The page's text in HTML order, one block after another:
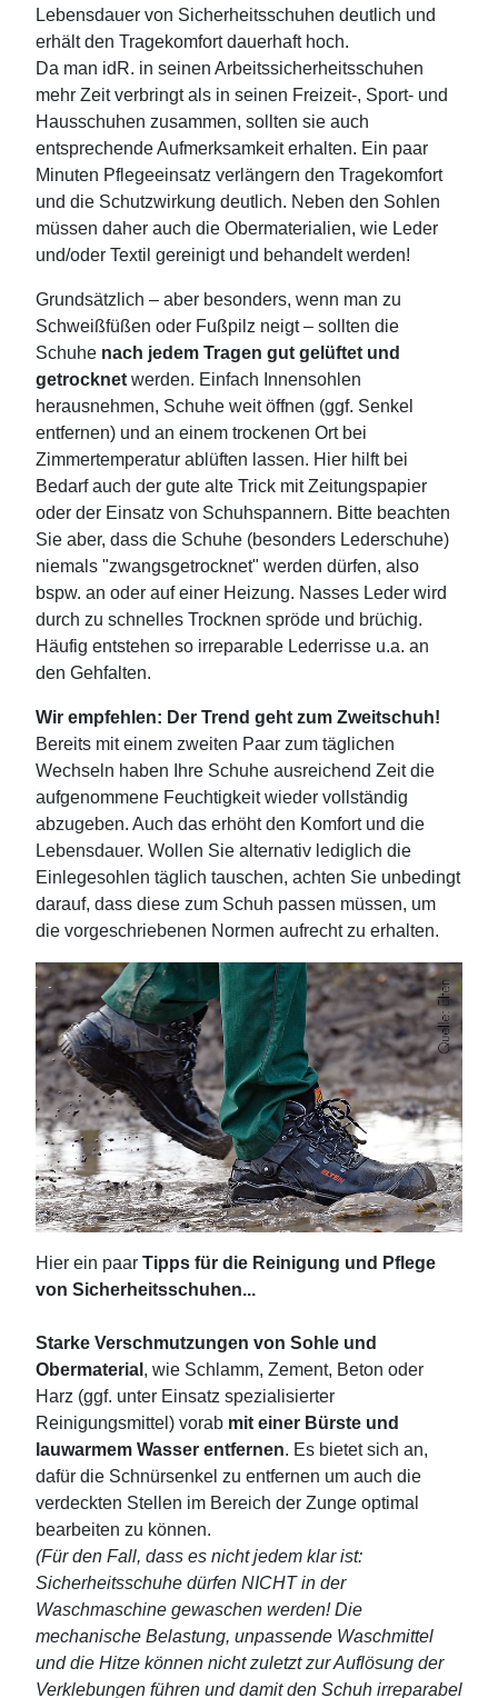
Lebensdauer von Sicherheitsschuhen deutlich und
erhält den Tragekomfort dauerhaft hoch.
Da man idR. in seinen Arbeitssicherheitsschuhen
mehr Zeit verbringt als in seinen Freizeit-, Sport- und
Hausschuhen zusammen, sollten sie auch
entsprechende Aufmerksamkeit erhalten. Ein paar
Minuten Pflegeeinsatz verlängern den Tragekomfort
und die Schutzwirkung deutlich. Neben den Sohlen
müssen daher auch die Obermaterialien, wie Leder
und/oder Textil gereinigt und behandelt werden!
Grundsätzlich – aber besonders, wenn man zu
Schweißfüßen oder Fußpilz neigt – sollten die
Schuhe nach jedem Tragen gut gelüftet und
getrocknet werden. Einfach Innensohlen
herausnehmen, Schuhe weit öffnen (ggf. Senkel
entfernen) und an einem trockenen Ort bei
Zimmertemperatur ablüften lassen. Hier hilft bei
Bedarf auch der gute alte Trick mit Zeitungspapier
oder der Einsatz von Schuhspannern. Bitte beachten
Sie aber, dass die Schuhe (besonders Lederschuhe)
niemals "zwangsgetrocknet" werden dürfen, also
bspw. an oder auf einer Heizung. Nasses Leder wird
durch zu schnelles Trocknen spröde und brüchig.
Häufig entstehen so irreparable Lederrisse u.a. an
den Gehfalten.
Wir empfehlen: Der Trend geht zum Zweitschuh!
Bereits mit einem zweiten Paar zum täglichen
Wechseln haben Ihre Schuhe ausreichend Zeit die
aufgenommene Feuchtigkeit wieder vollständig
abzugeben. Auch das erhöht den Komfort und die
Lebensdauer. Wollen Sie alternativ lediglich die
Einlegesohlen täglich tauschen, achten Sie unbedingt
darauf, dass diese zum Schuh passen müssen, um
die vorgeschriebenen Normen aufrecht zu erhalten.
Hier ein paar Tipps für die Reinigung und Pflege
von Sicherheitsschuhen...
Starke Verschmutzungen von Sohle und
Obermaterial , wie Schlamm, Zement, Beton oder
Harz (ggf. unter Einsatz spezialisierter
Reinigungsmittel) vorab mit einer Bürste und
lauwarmem Wasser entfernen. Es bietet sich an,
dafür die Schnürsenkel zu entfernen um auch die
verdeckten Stellen im Bereich der Zunge optimal
bearbeiten zu können.
(Für den Fall, dass es nicht jedem klar ist:
Sicherheitsschuhe dürfen NICHT in der
Waschmaschine gewaschen werden! Die
mechanische Belastung, unpassende Waschmittel
und die Hitze können nicht zuletzt zur Auflösung der
Verklebungen führen und damit den Schuh irreparabel